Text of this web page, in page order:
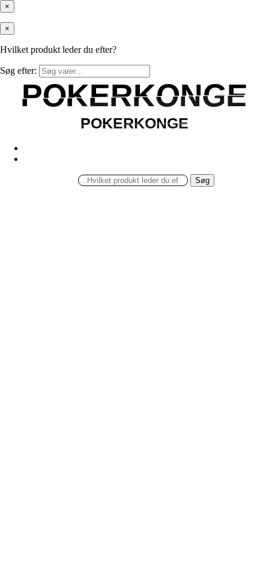
×
×
Hvilket produkt leder du efter?
Søg efter:
POKERKONGE
POKERKONGE
POKERKONGE
POKERKONGE
Søg